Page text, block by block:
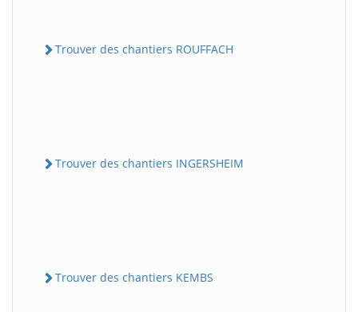
Trouver des chantiers ROUFFACH
Trouver des chantiers INGERSHEIM
Trouver des chantiers KEMBS